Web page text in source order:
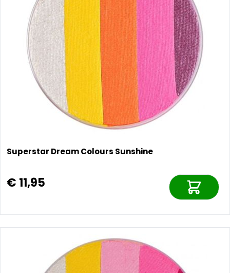
Superstar Dream Colours Sunshine
€ 11,95